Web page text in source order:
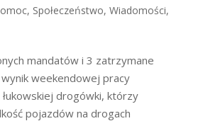
, Społeczeństwo, Wiadomości,
mandatów i 3 zatrzymane
weekendowej pracy
drogówki, którzy
pojazdów na drogach